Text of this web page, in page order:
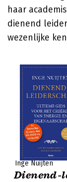
haar
dienend
wezenlijke
Inge Nuijten
Dienend-